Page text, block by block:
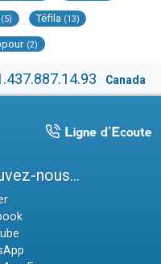
(5) Téfila (13)
(2)
Canada
nous...